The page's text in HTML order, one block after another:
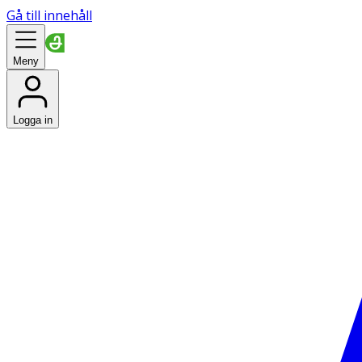
Gå till innehåll
Meny
Logga in